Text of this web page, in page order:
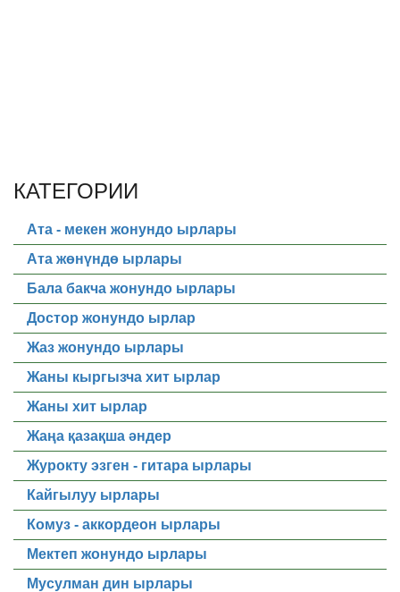
КАТЕГОРИИ
Ата - мекен жонундо ырлары
Ата жөнүндө ырлары
Бала бакча жонундо ырлары
Достор жонундо ырлар
Жаз жонундо ырлары
Жаны кыргызча хит ырлар
Жаны хит ырлар
Жаңа қазақша әндер
Журокту эзген - гитара ырлары
Кайгылуу ырлары
Комуз - аккордеон ырлары
Мектеп жонундо ырлары
Мусулман дин ырлары